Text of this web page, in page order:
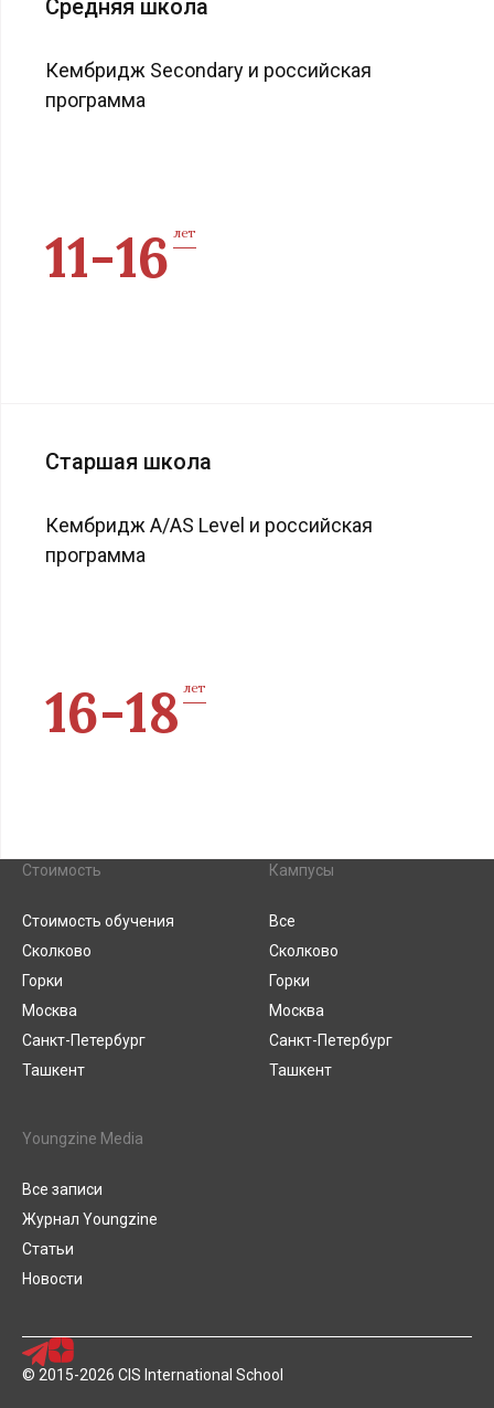
Средняя школа
Кембридж Secondary и российская
программа
11-16 лет
Старшая школа
Кембридж A/AS Level и российская
программа
16-18 лет
Стоимость
Стоимость обучения
Сколково
Горки
Москва
Санкт-Петербург
Ташкент
Кампусы
Все
Сколково
Горки
Москва
Санкт-Петербург
Ташкент
Youngzine Media
Все записи
Журнал Youngzine
Статьи
Новости
© 2015-2026 CIS International School